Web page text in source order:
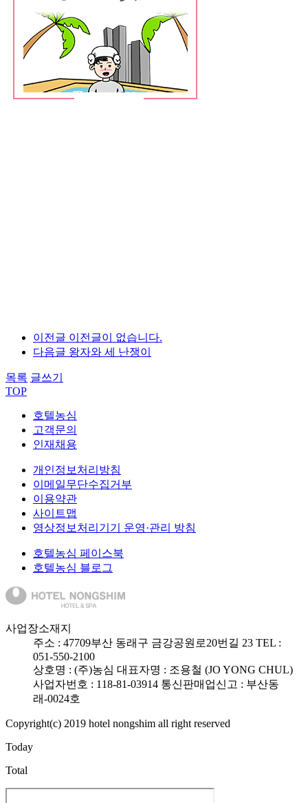
이전글 이전글이 없습니다.
다음글 왕자와 세 난쟁이
목록 글쓰기
TOP
호텔농심
고객문의
인재채용
개인정보처리방침
이메일무단수집거부
이용약관
사이트맵
영상정보처리기기 운영·관리 방침
호텔농심 페이스북
호텔농심 블로그
사업장소재지
주소 : 47709부산 동래구 금강공원로20번길 23 TEL :
051-550-2100
상호명 : (주)농심 대표자명 : 조용철 (JO YONG CHUL)
사업자번호 : 118-81-03914 통신판매업신고 : 부산동
래-0024호
Copyright(c) 2019 hotel nongshim all right reserved
Today
Total